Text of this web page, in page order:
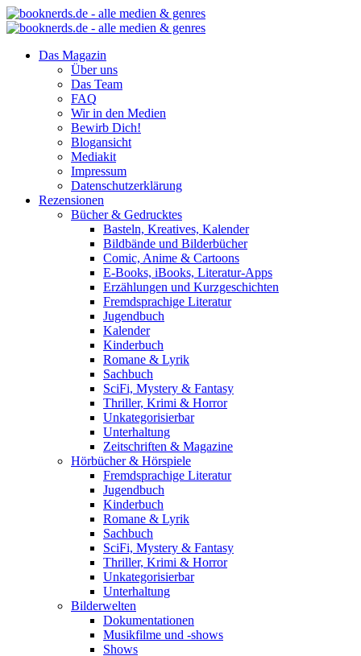
Das Magazin
Über uns
Das Team
FAQ
Wir in den Medien
Bewirb Dich!
Blogansicht
Mediakit
Impressum
Datenschutzerklärung
Rezensionen
Bücher & Gedrucktes
Basteln, Kreatives, Kalender
Bildbände und Bilderbücher
Comic, Anime & Cartoons
E-Books, iBooks, Literatur-Apps
Erzählungen und Kurzgeschichten
Fremdsprachige Literatur
Jugendbuch
Kalender
Kinderbuch
Romane & Lyrik
Sachbuch
SciFi, Mystery & Fantasy
Thriller, Krimi & Horror
Unkategorisierbar
Unterhaltung
Zeitschriften & Magazine
Hörbücher & Hörspiele
Fremdsprachige Literatur
Jugendbuch
Kinderbuch
Romane & Lyrik
Sachbuch
SciFi, Mystery & Fantasy
Thriller, Krimi & Horror
Unkategorisierbar
Unterhaltung
Bilderwelten
Dokumentationen
Musikfilme und -shows
Shows